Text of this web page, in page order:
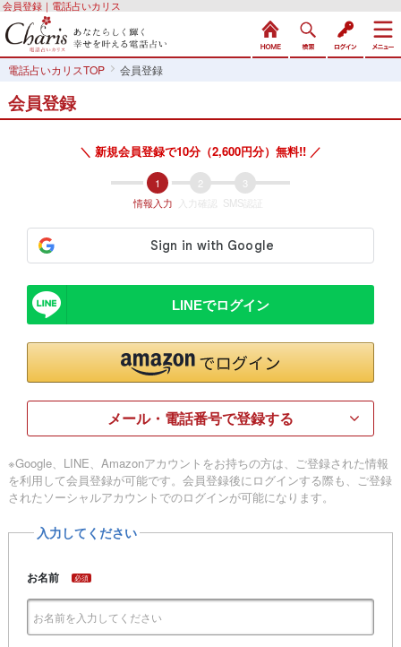
会員登録｜電話占いカリス
電話占いカリスTOP 会員登録
会員登録
＼ 新規会員登録で10分（2,600円分）無料!! ／
情報入力 入力確認 SMS認証
LINEでログイン
メール・電話番号で登録する
※Google、LINE、Amazonアカウントをお持ちの方は、ご登録された情報
を利用して会員登録が可能です。会員登録後にログインする際も、ご登録
されたソーシャルアカウントでのログインが可能になります。
入力してください
お名前 必須